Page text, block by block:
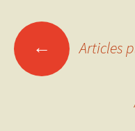
des
← Articles